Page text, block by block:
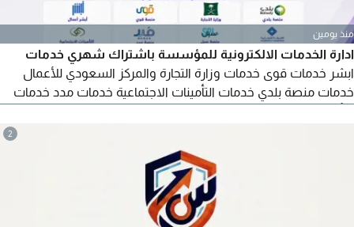
منذ يومين
ادارة الخدمات الالكترونية للمؤسسة باشتراك شهري خدمات
ابشر خدمات قوى خدمات وزارة التجارة والمركز السعودي للأعمال
خدمات منصة بلدي خدمات التأمينات الاجتماعية خدمات مدد خدمات
2